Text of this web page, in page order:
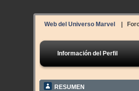
Web del Universo Marvel |
Información del Perfil
RESUMEN